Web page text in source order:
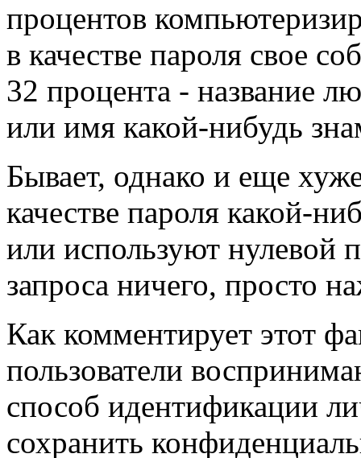
процентов
в качестве пароля свое
32 процента - название
или имя какой-нибудь
Бывает, однако и еще
качестве пароля какой-
или используют нулевой
запроса ничего, просто
Как комментирует этот
пользователи
способ идентификации
сохранить